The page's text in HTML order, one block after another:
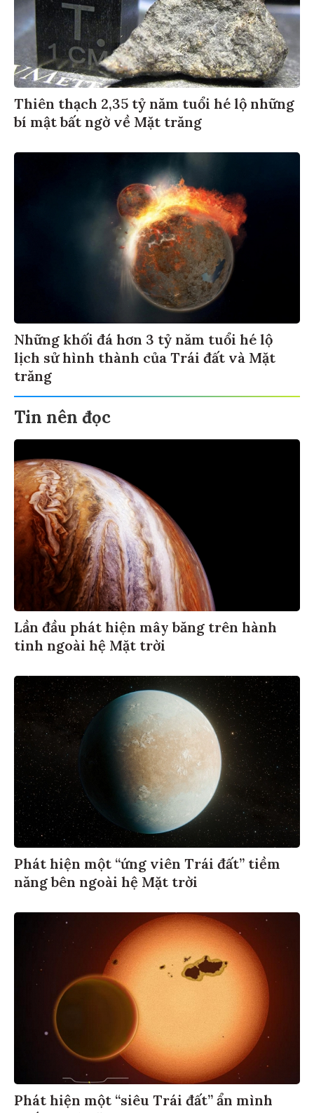
Thiên thạch 2,35 tỷ năm tuổi hé lộ những
bí mật bất ngờ về Mặt trăng
Những khối đá hơn 3 tỷ năm tuổi hé lộ
lịch sử hình thành của Trái đất và Mặt
trăng
Tin nên đọc
Lần đầu phát hiện mây băng trên hành
tinh ngoài hệ Mặt trời
Phát hiện một “ứng viên Trái đất” tiềm
năng bên ngoài hệ Mặt trời
Phát hiện một “siêu Trái đất” ẩn mình